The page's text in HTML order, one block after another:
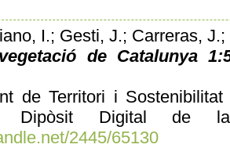
I.; Gesti, J.; Carreras,
de Catalunya
de Territori i
Dipòsit Digital de
2445/65130